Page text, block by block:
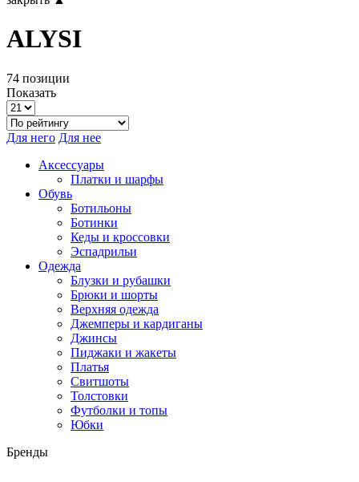
ALYSI
74 позиции
Показать
Для него Для нее
Аксессуары
Платки и шарфы
Обувь
Ботильоны
Ботинки
Кеды и кроссовки
Эспадрильи
Одежда
Блузки и рубашки
Брюки и шорты
Верхняя одежда
Джемперы и кардиганы
Джинсы
Пиджаки и жакеты
Платья
Свитшоты
Толстовки
Футболки и топы
Юбки
Бренды